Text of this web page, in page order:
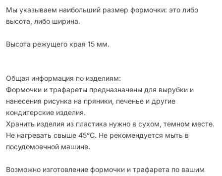
Мы указываем наибольший размер формочки: это либо
высота, либо ширина.
Высота режущего края 15 мм.
Общая информация по изделиям:
Формочки и трафареты предназначены для вырубки и
нанесения рисунка на пряники, печенье и другие
кондитерские изделия.
Хранить изделия из пластика нужно в сухом, темном месте.
Не нагревать свыше 45°С. Не рекомендуется мыть в
посудомоечной машине.
Возможно изготовление формочки и трафарета по вашим